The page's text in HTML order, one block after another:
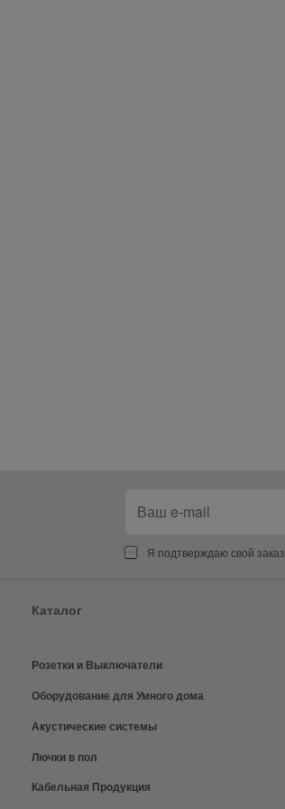
Я подтверждаю свой заказ.
Каталог
Розетки и Выключатели
Оборудование для Умного дома
Акустические системы
Лючки в пол
Кабельная Продукция